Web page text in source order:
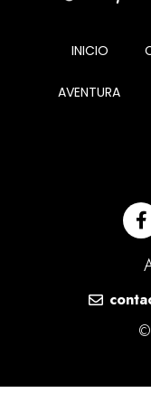
INICIO
AVENTURA
©